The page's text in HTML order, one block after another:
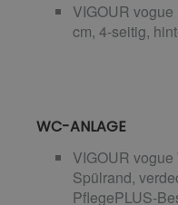
VIGOUR
cm, 4-seitig,
WC-ANLAGE
VIGOUR
Spülrand,
PflegePLUS-